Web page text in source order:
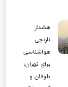
هشدار
نارنجی
هواشناسی
برای تهران؛
طوفان و